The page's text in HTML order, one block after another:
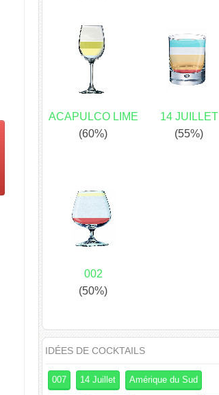
ACAPULCO LIME
(60%)
14 JUILLET
(55%)
002
(50%)
IDÉES DE COCKTAILS
007 14 Juillet Amérique du Sud